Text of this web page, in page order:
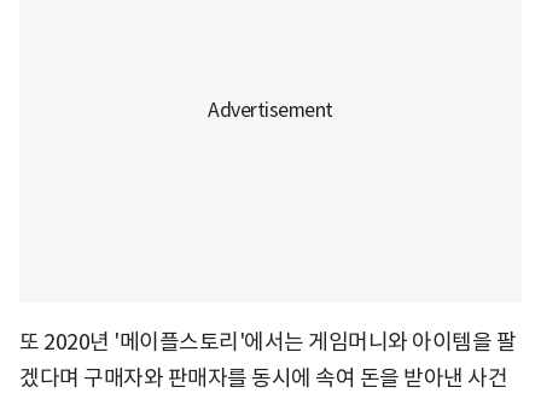
또 2020년 '메이플스토리'에서는 게임머니와 아이템을 팔
겠다며 구매자와 판매자를 동시에 속여 돈을 받아낸 사건